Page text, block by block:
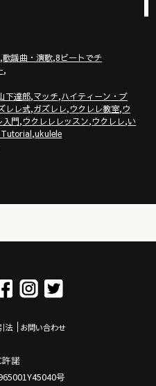
タート！
,歌謡曲・演歌,8ビートでチ
,
下達郎,マッチ,ハイティーン・ブ
レレ式,ガズレレ,ウクレレ教室,ウ
入門,ウクレレレッスン,ウクレレ,い
,ukulele
法 お問い合わせ
許諾
号